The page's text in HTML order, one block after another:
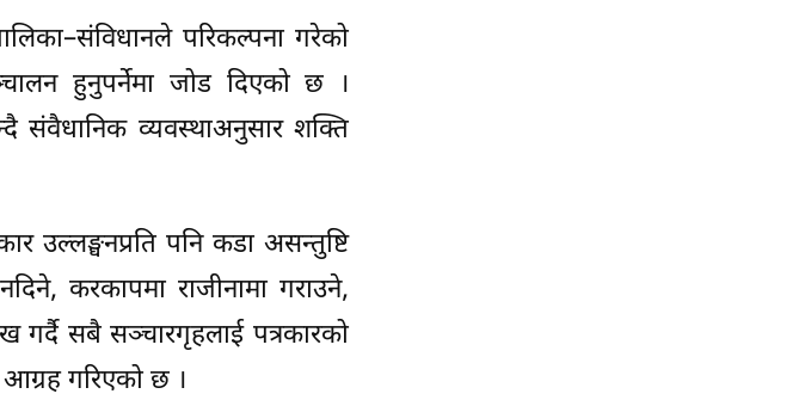
परिकल्पना गरेको
हुनुपर्नेमा जोड दिएको छ ।
संवैधानिक व्यवस्थाअनुसार शक्ति
उल्लङ्घनप्रति पनि कडा असन्तुष्टि
करकापमा राजीनामा गराउने,
गर्दै सबै सञ्चारगृहलाई पत्रकारको
गरिएको छ ।